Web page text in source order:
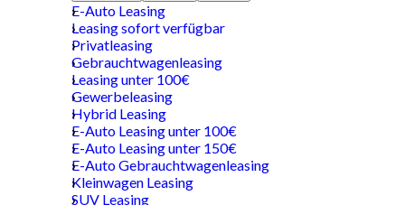
E-Auto Leasing
Leasing sofort verfügbar
Privatleasing
Gebrauchtwagenleasing
Leasing unter 100€
Gewerbeleasing
Hybrid Leasing
E-Auto Leasing unter 100€
E-Auto Leasing unter 150€
E-Auto Gebrauchtwagenleasing
Kleinwagen Leasing
SUV Leasing